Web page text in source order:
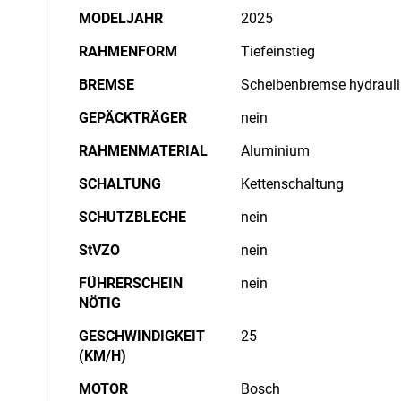
MODELJAHR
2025
RAHMENFORM
Tiefeinstieg
BREMSE
Scheibenbremse
GEPÄCKTRÄGER
nein
RAHMENMATERIAL
Aluminium
SCHALTUNG
Kettenschaltung
SCHUTZBLECHE
nein
StVZO
nein
FÜHRERSCHEIN
NÖTIG
nein
GESCHWINDIGKEIT
(KM/H)
25
MOTOR Bosch